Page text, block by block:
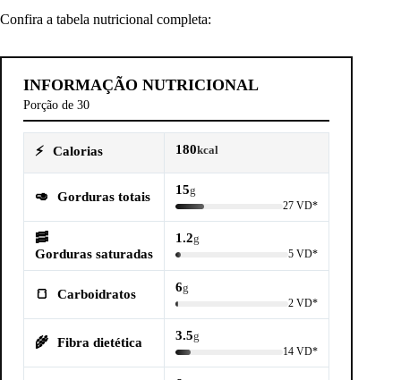
Confira a tabela nutricional completa:
INFORMAÇÃO NUTRICIONAL
Porção de 30
⚡ Calorias 180kcal
🥑 Gorduras totais 15g
27 VD*
🥓
Gorduras saturadas
1.2g
5 VD*
🍞 Carboidratos 6g
2 VD*
🌾 Fibra dietética 3.5g
14 VD*